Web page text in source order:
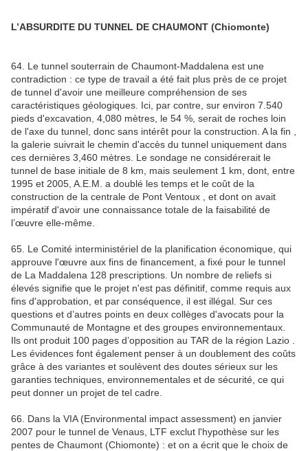
L’ABSURDITE DU TUNNEL DE CHAUMONT (Chiomonte)
64. Le tunnel souterrain de Chaumont-Maddalena est une
contradiction : ce type de travail a été fait plus près de ce projet
de tunnel d'avoir une meilleure compréhension de ses
caractéristiques géologiques. Ici, par contre, sur environ 7.540
pieds d'excavation, 4,080 mètres, le 54 %, serait de roches loin
de l'axe du tunnel, donc sans intérêt pour la construction. A la fin ,
la galerie suivrait le chemin d'accès du tunnel uniquement dans
ces dernières 3,460 mètres. Le sondage ne considérerait le
tunnel de base initiale de 8 km, mais seulement 1 km, dont, entre
1995 et 2005, A.E.M. a doublé les temps et le coût de la
construction de la centrale de Pont Ventoux , et dont on avait
impératif d'avoir une connaissance totale de la faisabilité de
l’œuvre elle-même.
65. Le Comité interministériel de la planification économique, qui
approuve l'œuvre aux fins de financement, a fixé pour le tunnel
de La Maddalena 128 prescriptions. Un nombre de reliefs si
élevés signifie que le projet n'est pas définitif, comme requis aux
fins d'approbation, et par conséquence, il est illégal. Sur ces
questions et d’autres points en deux collèges d'avocats pour la
Communauté de Montagne et des groupes environnementaux.
Ils ont produit 100 pages d’opposition au TAR de la région Lazio .
Les évidences font également penser à un doublement des coûts
grâce à des variantes et soulèvent des doutes sérieux sur les
garanties techniques, environnementales et de sécurité, ce qui
peut donner un projet de tel cadre.
66. Dans la VIA (Environmental impact assessment) en janvier
2007 pour le tunnel de Venaus, LTF exclut l'hypothèse sur les
pentes de Chaumont (Chiomonte) : et on a écrit que le choix de